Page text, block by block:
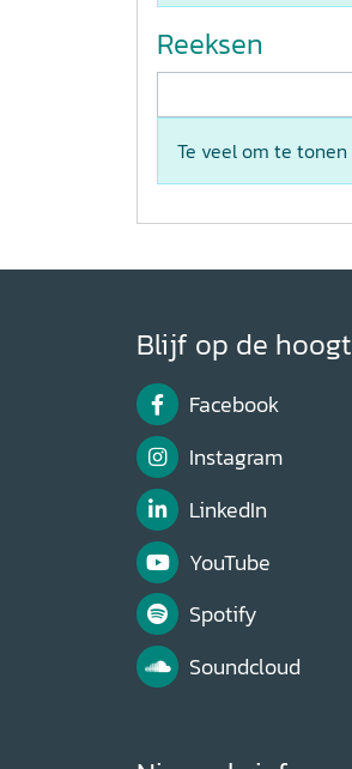
Reeksen
Te veel om te tonen
Blijf op de
Facebook
Instagram
LinkedIn
YouTube
Spotify
Soundcloud